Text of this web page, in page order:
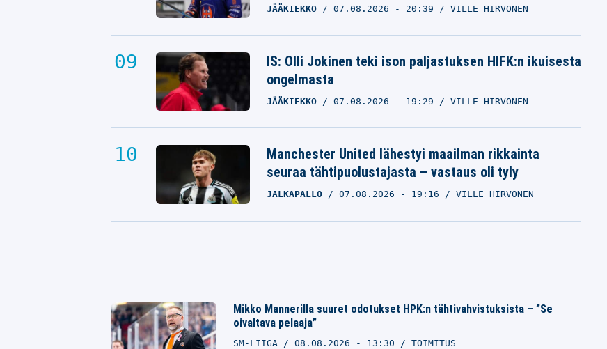
JÄÄKIEKKO 07.08.2026 - 20:39 VILLE HIRVONEN
IS: Olli Jokinen teki ison paljastuksen HIFK:n ikuisesta
ongelmasta
JÄÄKIEKKO 07.08.2026 - 19:29 VILLE HIRVONEN
Manchester United lähestyi maailman rikkainta
seuraa tähtipuolustajasta – vastaus oli tyly
JALKAPALLO 07.08.2026 - 19:16 VILLE HIRVONEN
Mikko Mannerilla suuret odotukset HPK:n tähtivahvistuksista – ”Se
oivaltava pelaaja”
SM-LIIGA 08.08.2026 - 13:30 TOIMITUS